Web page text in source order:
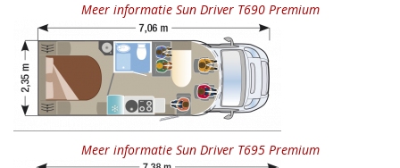
Meer informatie Sun Driver T690 Premium
Meer informatie Sun Driver T695 Premium